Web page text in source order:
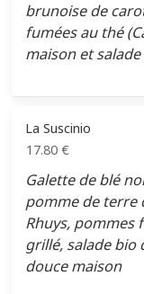
brunoise de
fumées au thé
maison et
La Suscinio
17.80 €
Galette de blé
pomme de terre
Rhuys, pommes
grillé, salade bio
douce maison